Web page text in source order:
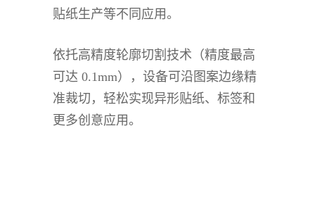
贴纸生产等不同应用。
依托高精度轮廓切割技术（精度最高
可达 0.1mm），设备可沿图案边缘精
准裁切，轻松实现异形贴纸、标签和
更多创意应用。